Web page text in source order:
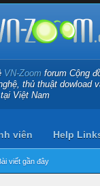
VN-Zoom forum Cộng
thủ thuật dowload
Việt Nam
viết gần đây
viên Help